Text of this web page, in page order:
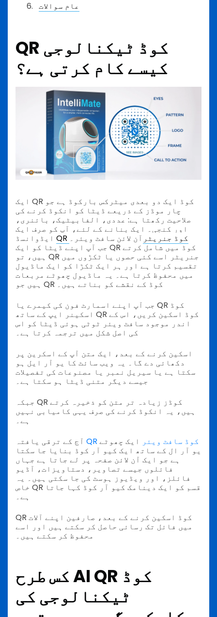
عام سوالات
QR کوڈ ٹیکنالوجی
کیسے کام کرتی ہے؟
ایک QR کوڈ ایک دو بعدی میٹرکس بارکوڈ ہے جو
چار موڈز کے ذریعے ڈیٹا کو انکوڈ کرنے کی
صلاحیت رکھتا ہے: عددی، الفابیٹیک، بائنری،
اور کنجی۔ ایک بنانے کے لئے، آپ کو صرف ایک
QR کوڈ جنریٹر آن لائن سافٹ ویئر۔
جب آپ اپنے ڈیٹا کو ایک QR کوڈ میں شامل کرتے
ہیں، تو QR جنریٹر اسے کئی حصوں یا ٹکڑوں میں
تقسیم کرتا ہے اور ہر ایک ٹکڑا کو ایک ماڈیول
میں محفوظ کرتا ہے۔ یہ ماڈیول چھوٹے مربعات
ہیں جو QR کوڈ کے نقشے کو بناتے ہیں۔
جب آپ اپنے اسمارٹ فون کی کیمرے یا QR کوڈ
اسکینر ایپ کے ساتھ QR کوڈ اسکین کریں، اس کے
اندر موجود سافٹ ویئر ٹوٹی ہوئی ڈیٹا کو اس
کی اصل شکل میں ترجمہ کرتا ہے۔
اسکین کرنے کے بعد، ایک متن آپ کے اسکرین پر
دکھائی دے گا۔ یہ ویب سائٹ کا یو آر ایل ہو
سکتا ہے یا سیریل نمبر یا مصنوعات کی تفصیلات
جیسے دیگر متنی ڈیٹا ہو سکتا ہے۔
جبکہ QR کوڈز زیادہ تر متن کو ذخیرہ کرتے
ہیں، یہ انکوڈ کرنے کی صرف یہی کامیابی نہیں
ہے۔
QR کوڈ سافٹ ویئر ایک چھوٹے
یو آر ال کے ساتھ ایک کیو آر کوڈ بنایا جا سکتا
ہے جو ایک آن لائن صفحہ پر لے جاتا ہے جہاں
فائلوں جیسے تصاویر، دستاویزات، آڈیو
فائلز، اور ویڈیوز ہوسٹ کی جا سکتی ہیں۔ یہ
خاص QR قسم کو ایک دینامک کیو آر کوڈ کہا جاتا
ہے۔
QR کوڈ اسکین کرنے کے بعد، صارفین اپنے آلات
میں فائل تک رسائی حاصل کر سکتے ہیں اور اسے
محفوظ کر سکتے ہیں۔
کس طرح AI QR کوڈ
ٹیکنالوجی کی